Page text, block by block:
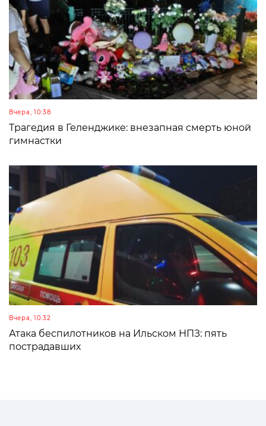
Вчера, 10:38
Трагедия в Геленджике: внезапная смерть юной
гимнастки
Вчера, 10:32
Атака беспилотников на Ильском НПЗ: пять
пострадавших